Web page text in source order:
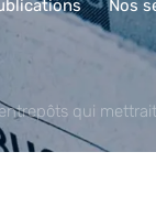
Nos
qui mettrait